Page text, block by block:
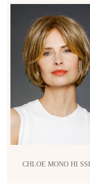
CHLOE MONO HI